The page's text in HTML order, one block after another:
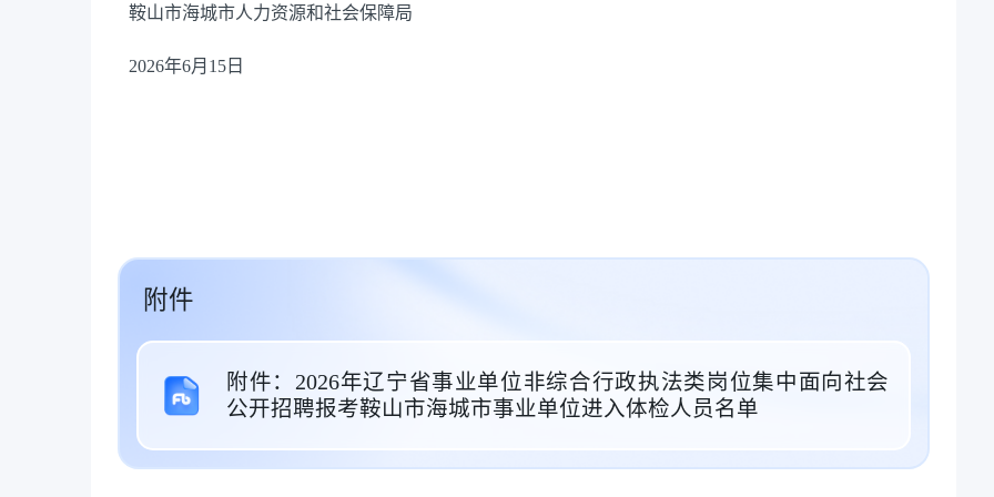
鞍山市海城市人力资源和社会保障局
2026年6月15日
附件
附件：2026年辽宁省事业单位非综合行政执法类岗位集中面向社会
公开招聘报考鞍山市海城市事业单位进入体检人员名单